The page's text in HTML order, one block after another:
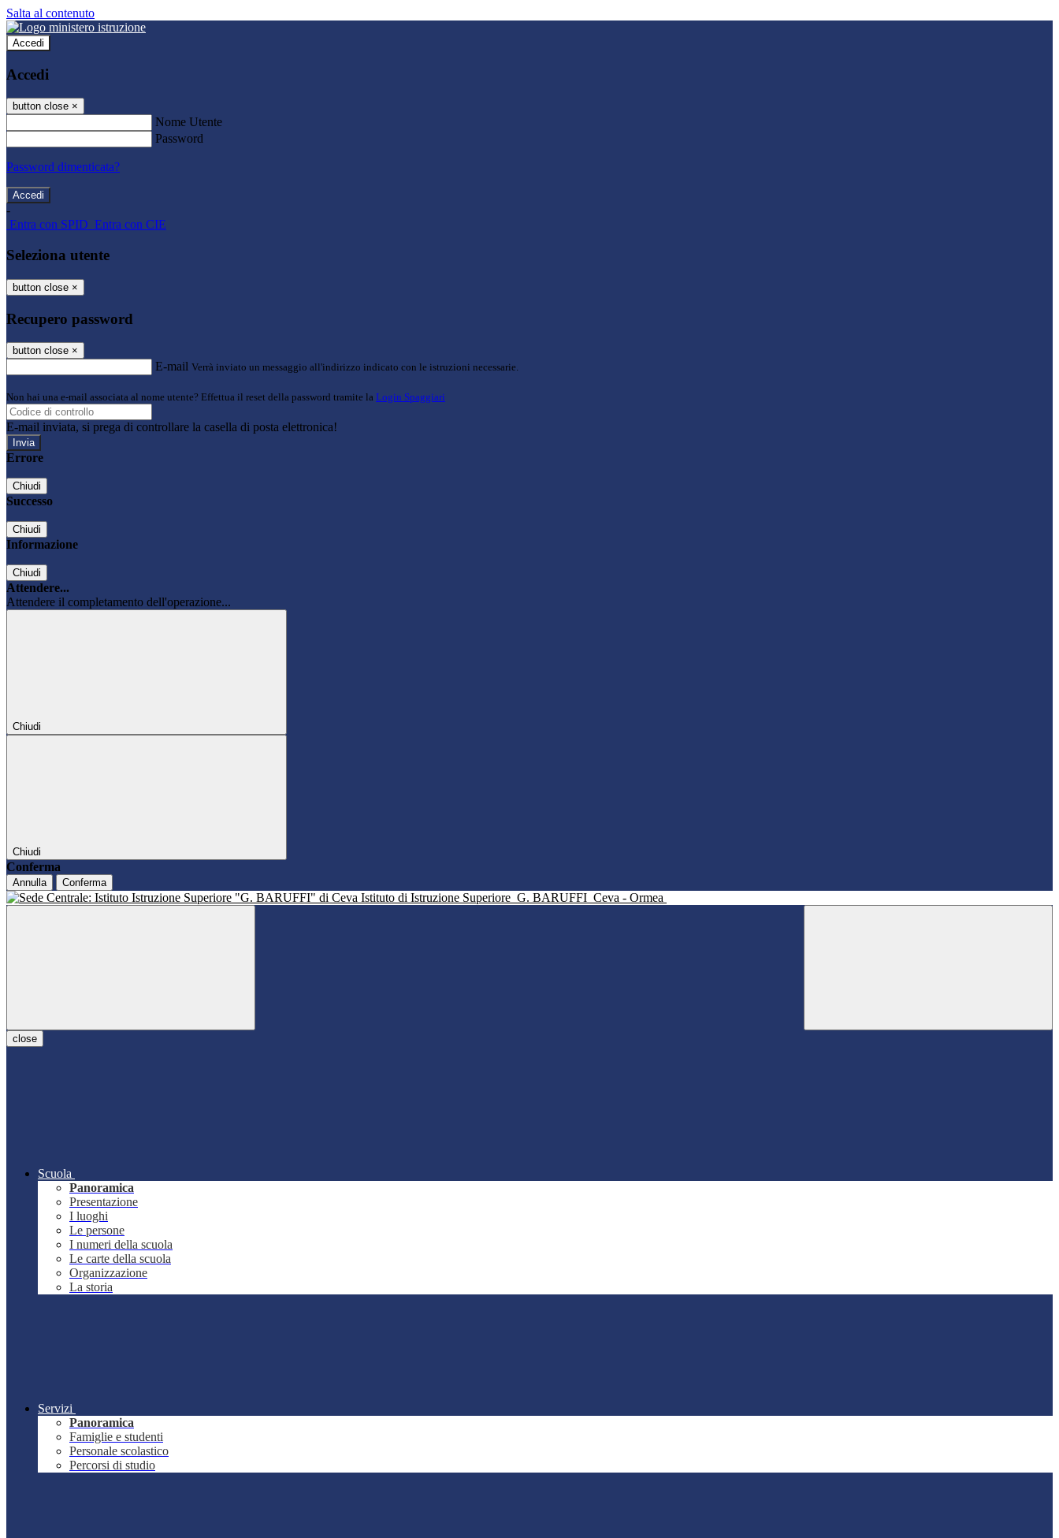
Salta al contenuto
Accedi
Accedi
button close ×
Nome Utente
Password
Password dimenticata?
-
Entra con SPID Entra con CIE
Seleziona utente
button close ×
Recupero password
button close ×
E-mail Verrà inviato un messaggio all'indirizzo indicato con le istruzioni necessarie.
Non hai una e-mail associata al nome utente? Effettua il reset della password tramite la Login Spaggiari
E-mail inviata, si prega di controllare la casella di posta elettronica!
Errore
Chiudi
Successo
Chiudi
Informazione
Chiudi
Attendere...
Attendere il completamento dell'operazione...
Chiudi
Chiudi
Conferma
Annulla Conferma
Istituto di Istruzione Superiore G. BARUFFI Ceva - Ormea
close
Scuola
Panoramica
Presentazione
I luoghi
Le persone
I numeri della scuola
Le carte della scuola
Organizzazione
La storia
Servizi
Panoramica
Famiglie e studenti
Personale scolastico
Percorsi di studio